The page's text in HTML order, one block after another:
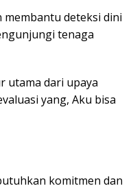
deteksi dini
tenaga
utama dari upaya
yang, Aku bisa
komitmen dan